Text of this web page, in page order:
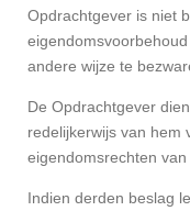
Opdrachtgever is niet
andere wijze te
De Opdrachtgever
redelijkerwijs van hem
eigendomsrechten
Indien derden beslag